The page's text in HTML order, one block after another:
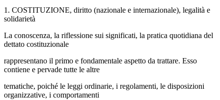
1. COSTITUZIONE, diritto (nazionale e internazionale), legalità e
solidarietà
La conoscenza, la riflessione sui significati, la pratica quotidiana del
dettato costituzionale
rappresentano il primo e fondamentale aspetto da trattare. Esso
contiene e pervade tutte le altre
tematiche, poiché le leggi ordinarie, i regolamenti, le disposizioni
organizzative, i comportamenti